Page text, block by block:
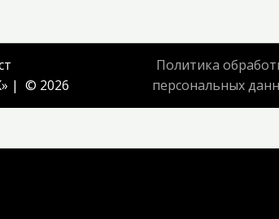
» | © 2026
Политика
персональных